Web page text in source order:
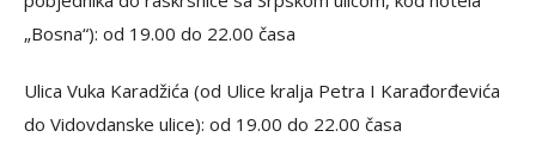
„Bosna“): od 19.00 do 22.00 časa
Ulica Vuka Karadžića (od Ulice kralja Petra I Karađorđevića
do Vidovdanske ulice): od 19.00 do 22.00 časa